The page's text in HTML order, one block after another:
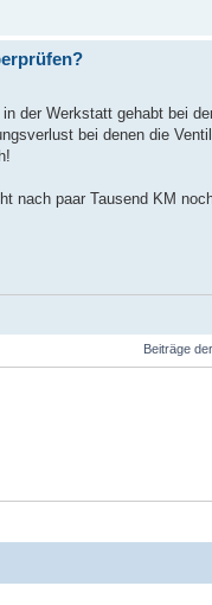
der Werkstatt gehabt bei
bei denen die
nach paar Tausend KM
Beiträge